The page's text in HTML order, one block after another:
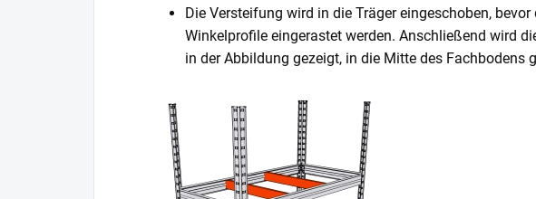
Die Versteifung wird in die Träger eingeschoben, bevor
Winkelprofile eingerastet werden. Anschließend wird
in der Abbildung gezeigt, in die Mitte des Fachbodens